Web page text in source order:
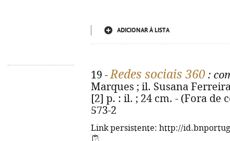
ADICIONAR À LISTA
19 -Redes sociais 360 :
Marques ; il. Susana
[2] p. : il. ; 24 cm. - (Fora de
573-2
Link persistente: http://